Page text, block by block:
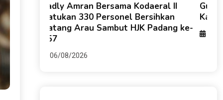
Fadly Amran Bersama Kodaeral II
Satukan 330 Personel Bersihkan
Batang Arau Sambut HJK Padang ke-
357
06/08/2026